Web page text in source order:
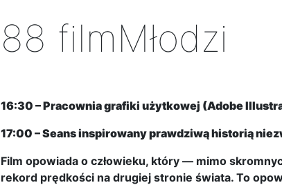
88 filmMłodzi
16:30 – Pracownia grafiki użytkowej (Adobe
17:00 – Seans inspirowany prawdziwą historią
Film opowiada o człowieku, który — mimo
rekord prędkości na drugiej stronie świata. To